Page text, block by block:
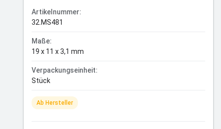
Artikelnummer:
32.MS481
Maße:
19 x 11 x 3,1 mm
Verpackungseinheit:
Stück
Ab Hersteller